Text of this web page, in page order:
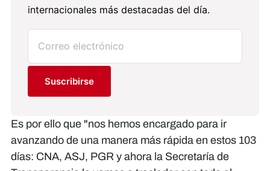
internacionales más destacadas del día.
Suscribirse
Es por ello que "nos hemos encargado para ir
avanzando de una manera más rápida en estos 103
días: CNA, ASJ, PGR y ahora la Secretaría de